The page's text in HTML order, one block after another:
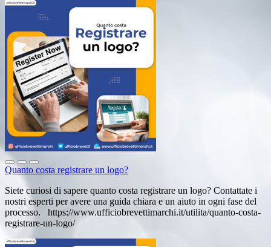
Quanto costa registrare un logo?
Siete curiosi di sapere quanto costa registrare un logo? Contattate i
nostri esperti per avere una guida chiara e un aiuto in ogni fase del
processo. https://www.ufficiobrevettimarchi.it/utilita/quanto-costa-
registrare-un-logo/